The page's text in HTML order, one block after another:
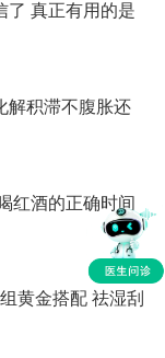
了 真正有用的是
解积滞不腹胀还
红酒的正确时间
黄金搭配 祛湿刮